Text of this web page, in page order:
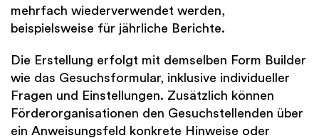
mehrfach wiederverwendet werden,
beispielsweise für jährliche Berichte.
Die Erstellung erfolgt mit demselben Form Builder
wie das Gesuchsformular, inklusive individueller
Fragen und Einstellungen. Zusätzlich können
Förderorganisationen den Gesuchstellenden über
ein Anweisungsfeld konkrete Hinweise oder